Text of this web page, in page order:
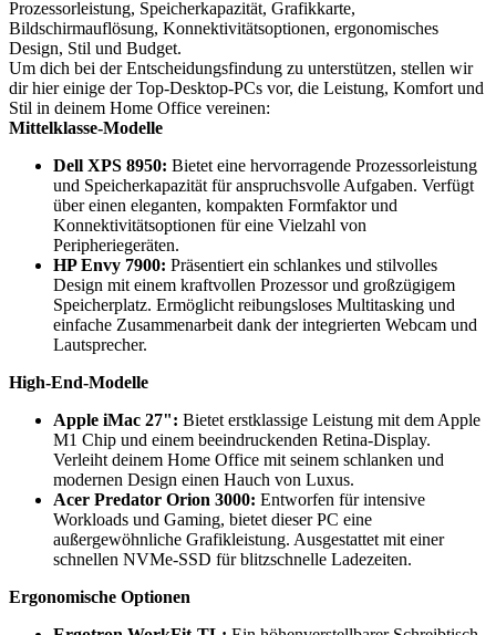
Prozessorleistung, Speicherkapazität, Grafikkarte,
Bildschirmauflösung, Konnektivitätsoptionen, ergonomisches
Design, Stil und Budget.
Um dich bei der Entscheidungsfindung zu unterstützen, stellen wir
dir hier einige der Top-Desktop-PCs vor, die Leistung, Komfort und
Stil in deinem Home Office vereinen:
Mittelklasse-Modelle
Dell XPS 8950: Bietet eine hervorragende Prozessorleistung
und Speicherkapazität für anspruchsvolle Aufgaben. Verfügt
über einen eleganten, kompakten Formfaktor und
Konnektivitätsoptionen für eine Vielzahl von
Peripheriegeräten.
HP Envy 7900: Präsentiert ein schlankes und stilvolles
Design mit einem kraftvollen Prozessor und großzügigem
Speicherplatz. Ermöglicht reibungsloses Multitasking und
einfache Zusammenarbeit dank der integrierten Webcam und
Lautsprecher.
High-End-Modelle
Apple iMac 27": Bietet erstklassige Leistung mit dem Apple
M1 Chip und einem beeindruckenden Retina-Display.
Verleiht deinem Home Office mit seinem schlanken und
modernen Design einen Hauch von Luxus.
Acer Predator Orion 3000: Entworfen für intensive
Workloads und Gaming, bietet dieser PC eine
außergewöhnliche Grafikleistung. Ausgestattet mit einer
schnellen NVMe-SSD für blitzschnelle Ladezeiten.
Ergonomische Optionen